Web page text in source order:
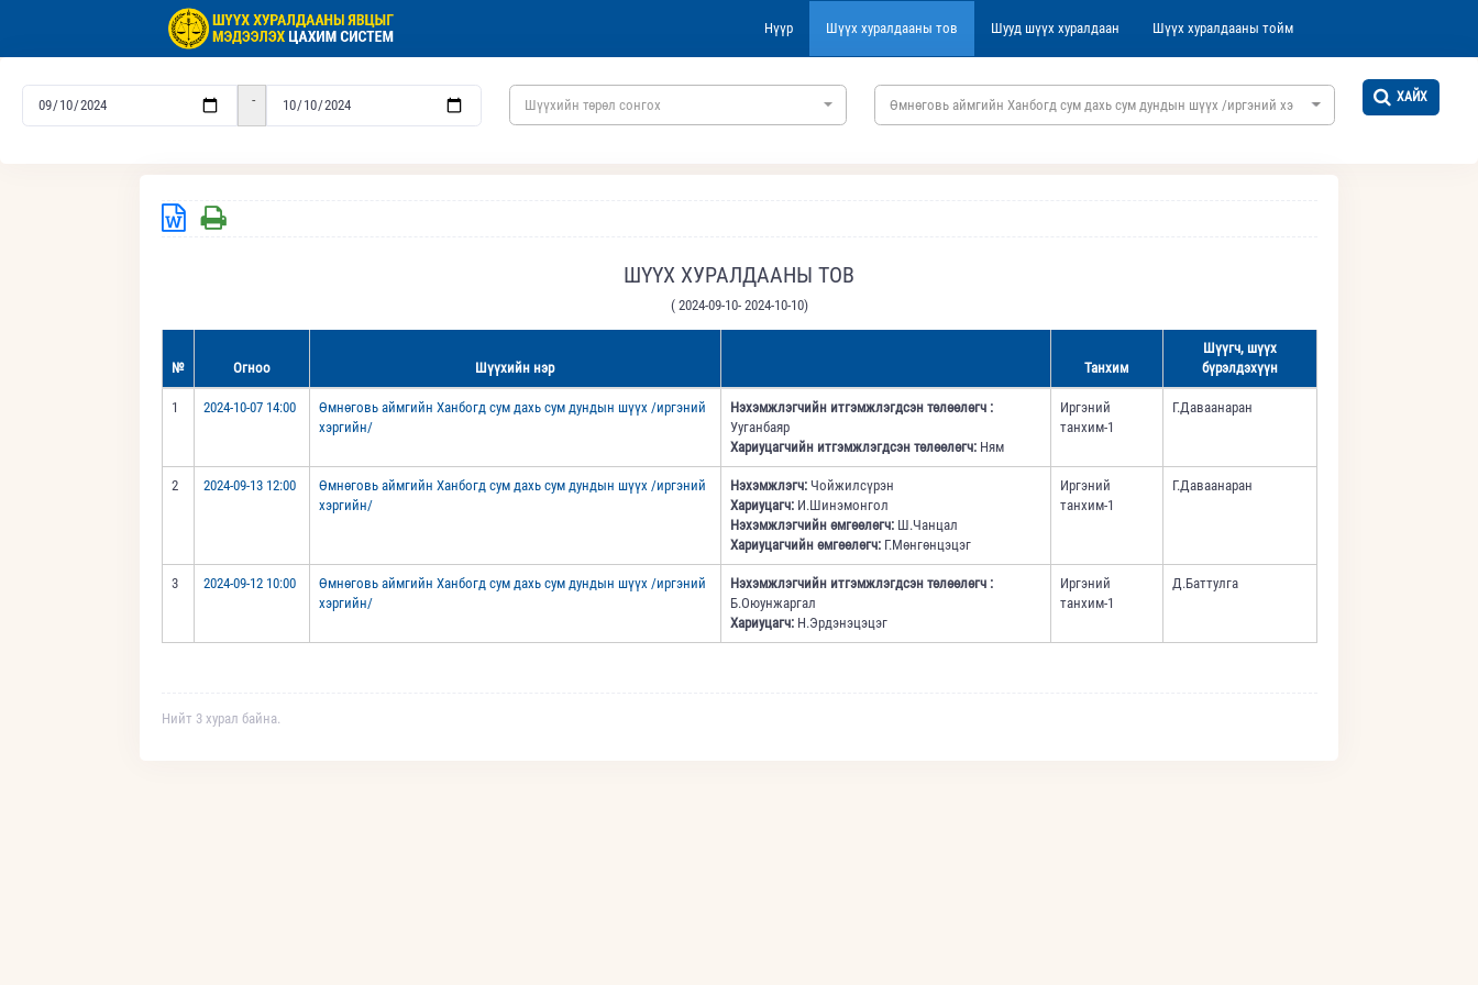
Нүүр Шүүх хуралдааны тов Шууд шүүх хуралдаан Шүүх хуралдааны тойм
- Шүүхийн төрөл сонгох Өмнөговь аймгийн Ханбогд сум дахь сум дундын шүүх /иргэний хэргийн/
ХАЙХ
ШҮҮХ ХУРАЛДААНЫ ТОВ
( 2024-09-10- 2024-10-10)
№ Огноо Шүүхийн нэр Танхим
Шүүгч, шүүх
бүрэлдэхүүн
1 2024-10-07 14:00
Өмнөговь аймгийн Ханбогд сум дахь сум дундын шүүх /иргэний
хэргийн/
Нэхэмжлэгчийн итгэмжлэгдсэн төлөөлөгч :
Ууганбаяр
Хариуцагчийн итгэмжлэгдсэн төлөөлөгч:Ням
Иргэний
танхим-1
Г.Даваанаран
2 2024-09-13 12:00
Өмнөговь аймгийн Ханбогд сум дахь сум дундын шүүх /иргэний
хэргийн/
Нэхэмжлэгч:Чойжилсүрэн
Хариуцагч:И.Шинэмонгол
Нэхэмжлэгчийн өмгөөлөгч:Ш.Чанцал
Хариуцагчийн өмгөөлөгч:Г.Мөнгөнцэцэг
Иргэний
танхим-1
Г.Даваанаран
3 2024-09-12 10:00
Өмнөговь аймгийн Ханбогд сум дахь сум дундын шүүх /иргэний
хэргийн/
Нэхэмжлэгчийн итгэмжлэгдсэн төлөөлөгч :
Б.Оюунжаргал
Хариуцагч:Н.Эрдэнэцэцэг
Иргэний
танхим-1
Д.Баттулга
Нийт 3 хурал байна.